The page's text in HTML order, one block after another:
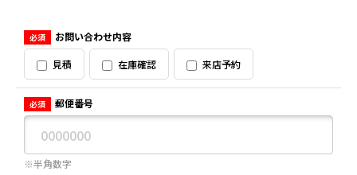
必須 お問い合わせ内容
見積 在庫確認 来店予約
必須 郵便番号
※半角数字